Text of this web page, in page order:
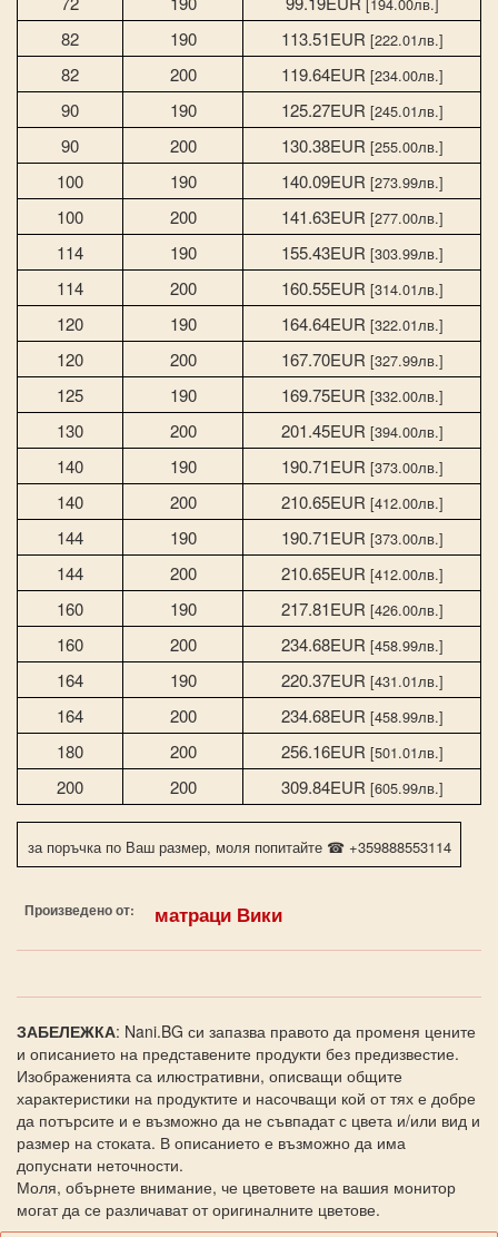
82 190 113.51EUR [222.01лв.]
82 200 119.64EUR [234.00лв.]
90 190 125.27EUR [245.01лв.]
90 200 130.38EUR [255.00лв.]
100 190 140.09EUR [273.99лв.]
100 200 141.63EUR [277.00лв.]
114 190 155.43EUR [303.99лв.]
114 200 160.55EUR [314.01лв.]
120 190 164.64EUR [322.01лв.]
120 200 167.70EUR [327.99лв.]
125 190 169.75EUR [332.00лв.]
130 200 201.45EUR [394.00лв.]
140 190 190.71EUR [373.00лв.]
140 200 210.65EUR [412.00лв.]
144 190 190.71EUR [373.00лв.]
144 200 210.65EUR [412.00лв.]
160 190 217.81EUR [426.00лв.]
160 200 234.68EUR [458.99лв.]
164 190 220.37EUR [431.01лв.]
164 200 234.68EUR [458.99лв.]
180 200 256.16EUR [501.01лв.]
200 200 309.84EUR [605.99лв.]
за поръчка по Ваш размер, моля попитайте ☎ +359888553114
Произведено от: матраци Вики
ЗАБЕЛЕЖКА: Nani.BG си запазва правото да променя цените
и описанието на представените продукти без предизвестие.
Изображенията са илюстративни, описващи общите
характеристики на продуктите и насочващи кой от тях е добре
да потърсите и е възможно да не съвпадат с цвета и/или вид и
размер на стоката. В описанието е възможно да има
допуснати неточности.
Моля, обърнете внимание, че цветовете на вашия монитор
могат да се различават от оригиналните цветове.